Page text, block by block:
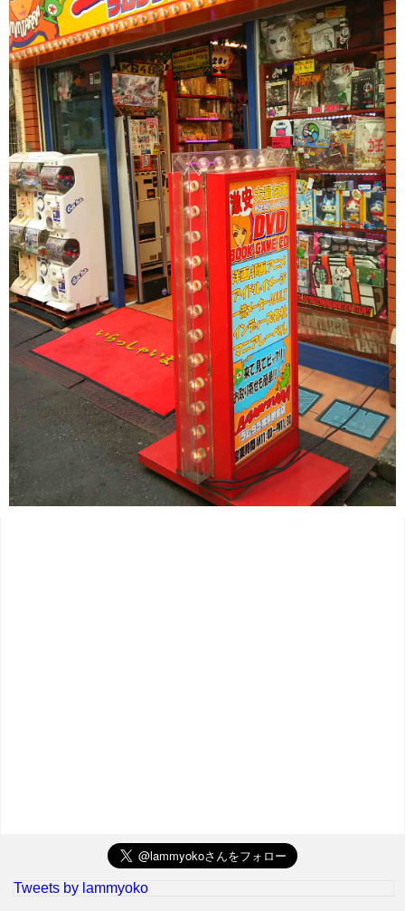
Tweets by lammyoko